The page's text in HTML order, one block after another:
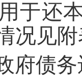
于还
况见
府债